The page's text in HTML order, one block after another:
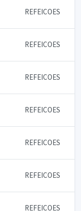
REFEICOES
REFEICOES
REFEICOES
REFEICOES
REFEICOES
REFEICOES
REFEICOES